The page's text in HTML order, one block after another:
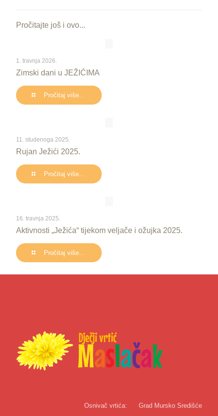
Pročitajte još i ovo...
1. travnja 2026.
Zimski dani u JEŽIĆIMA
Pročitaj više...
11. studenoga 2025.
Rujan Ježići 2025.
Pročitaj više...
16. travnja 2025.
Aktivnosti „Ježića“ tijekom veljače i ožujka 2025.
Pročitaj više...
Osnivač vrtića: Grad Mursko Središće